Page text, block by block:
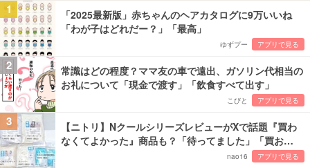
1
「2025最新版」赤ちゃんのヘアカタログに9万いいね
「わが子はどれだー？」「最高」
ゆずプー アプリで見る
2
常識はどの程度？ママ友の車で遠出、ガソリン代相当の
お礼について「現金で渡す」「飲食すべて出す」
こびと アプリで見る
3
【ニトリ】NクールシリーズレビューがXで話題『買わ
なくてよかった』商品も？「待ってました」「買お…
nao16 アプリで見る